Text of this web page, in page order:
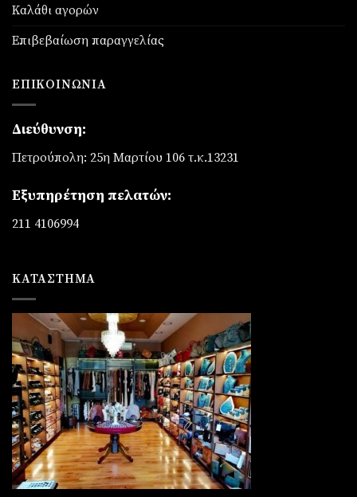
Καλάθι αγορών
Επιβεβαίωση παραγγελίας
ΕΠΙΚΟΙΝΩΝΊΑ
Διεύθυνση:
Πετρούπολη: 25η Μαρτίου 106 τ.κ.13231
Εξυπηρέτηση πελατών:
211 4106994
ΚΑΤΆΣΤΗΜΑ